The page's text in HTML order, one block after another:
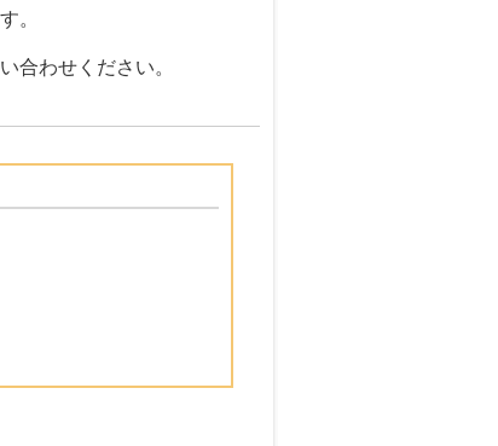
。
合わせください。